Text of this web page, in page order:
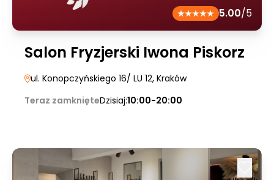
5.00/5
Salon Fryzjerski Iwona Piskorz
ul. Konopczyńskiego 16/ LU 12, Kraków
Teraz zamknięteDzisiaj:10:00-20:00